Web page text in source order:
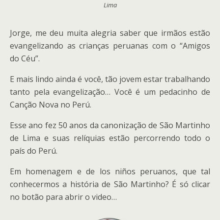
Lima
Jorge, me deu muita alegria saber que irmãos estão
evangelizando as crianças peruanas com o “Amigos
do Céu”.
E mais lindo ainda é você, tão jovem estar trabalhando
tanto pela evangelização… Você é um pedacinho de
Canção Nova no Perú.
Esse ano fez 50 anos da canonização de São Martinho
de Lima e suas relíquias estão percorrendo todo o
país do Perú.
Em homenagem e de los niños peruanos, que tal
conhecermos a história de São Martinho? É só clicar
no botão para abrir o video…